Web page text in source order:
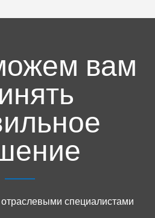
Yale на месте
характеристиками и
легко удивить. Руководитель
Group в Нидербиппе был
зарекомендовать себя в
вам
специалистами